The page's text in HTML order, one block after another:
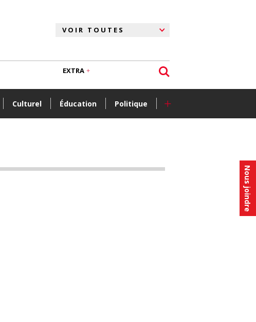
Nous joindre
Culturel Éducation Politique +
EXTRA